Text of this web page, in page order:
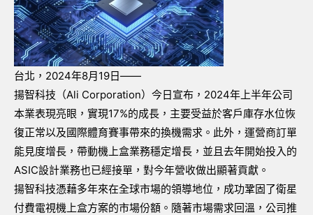
台北， 2024年8月19日——
揚智科技（Ali Corporation）今日宣布， 2024年上半年公司
本業表現亮眼，實現17%的成長，主要受益於客戶庫存水位恢
復正常以及國際體育賽事帶來的換機需求。此外，運營商訂單
能見度增長，帶動機上盒業務穩定增長，並且去年開始投入的
ASIC設計業務也已經接單，對今年營收做出顯著貢獻。
揚智科技憑藉多年來在全球市場的領導地位，成功鞏固了衛星
付費電視機上盒方案的市場份額。隨著市場需求回溫，公司推